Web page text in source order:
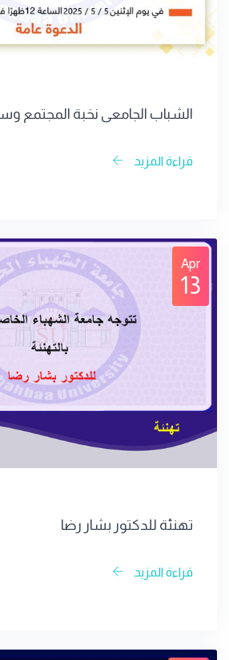
الشباب الجامعي نخبة المجتمع
قراءة المزيد
Apr
13
تهنئة للدكتور بشار رضا
قراءة المزيد